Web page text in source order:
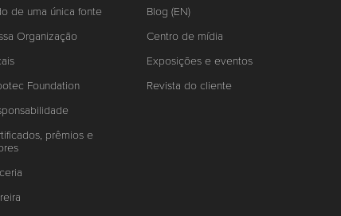
de uma única fonte
Organização
Foundation
prêmios e
Blog (EN)
Centro de mídia
Exposições e eventos
Revista do cliente